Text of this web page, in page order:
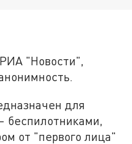
"Новости",
для
беспилотниками,
от "первого лица"